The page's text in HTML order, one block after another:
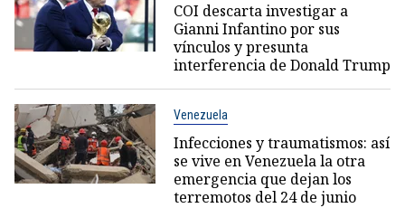
COI descarta investigar a
Gianni Infantino por sus
vínculos y presunta
interferencia de Donald Trump
Venezuela
Infecciones y traumatismos: así
se vive en Venezuela la otra
emergencia que dejan los
terremotos del 24 de junio